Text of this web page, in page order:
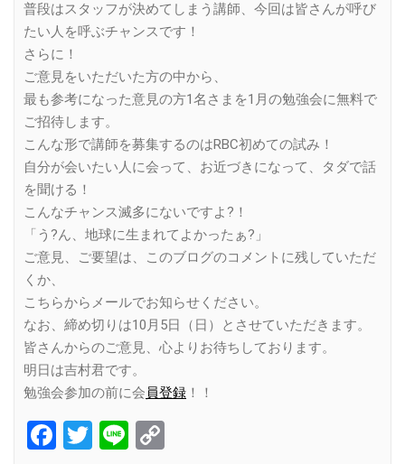
普段はスタッフが決めてしまう講師、今回は皆さんが呼び
たい人を呼ぶチャンスです！
さらに！
ご意見をいただいた方の中から、
最も参考になった意見の方1名さまを1月の勉強会に無料で
ご招待します。
こんな形で講師を募集するのはRBC初めての試み！
自分が会いたい人に会って、お近づきになって、タダで話
を聞ける！
こんなチャンス滅多にないですよ?！
「う?ん、地球に生まれてよかったぁ?」
ご意見、ご要望は、このブログのコメントに残していただ
くか、
こちらからメールでお知らせください。
なお、締め切りは10月5日（日）とさせていただきます。
皆さんからのご意見、心よりお待ちしております。
明日は吉村君です。
勉強会参加の前に会 員登録 ！！
Facebook
Twitter
Line